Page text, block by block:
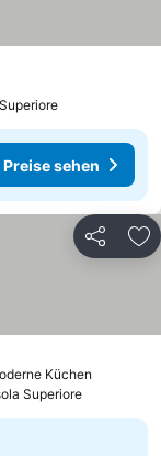
Preise sehen
Teilen
Küchen
Superiore